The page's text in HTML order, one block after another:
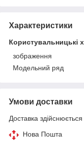
Характеристики
Користувальницькі
зображення
Модельний ряд
Умови доставки
Доставка
Нова Пошта